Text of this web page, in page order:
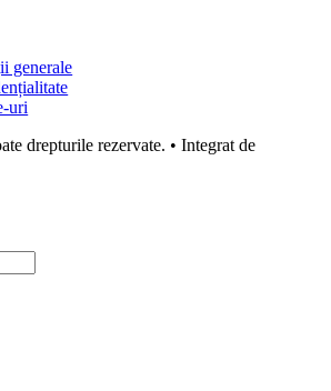
generale
uri
drepturile rezervate. • Integrat de